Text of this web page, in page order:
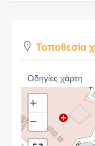
Τοποθεσία
Οδηγίες χάρτη
+
−